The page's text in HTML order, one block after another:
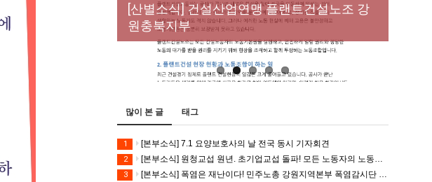
라 : 청년노동자 사망사고의 철저한 진상규명
과 재발방지 대책 마련하라
[산별소식] 건설산업연맹 플랜트건설노조 강
원충북지부
[강릉,속초,원주,춘천] 폭염감시단 사업 이모저
모
[조합원☆인터뷰] 서비스연맹 전국학교비정
규직노동조합 강원지부 김유미 춘천지회장
[본부소식] 강원지역 노동자 합창단 모임
많이 본 글 태그
1 [본부소식] 7.1 요양보호사의 날 전국 동시 기자회견
2 [본부소식] 원청교섭 원년. 초기업교섭 돌파! 모든 노동자의 노동기본권 쟁취! 민주노총 7.15 총파업대회
3 [본부소식] 폭염은 재난이다! 민주노총 강원지역본부 폭염감시단 선포 기자회견